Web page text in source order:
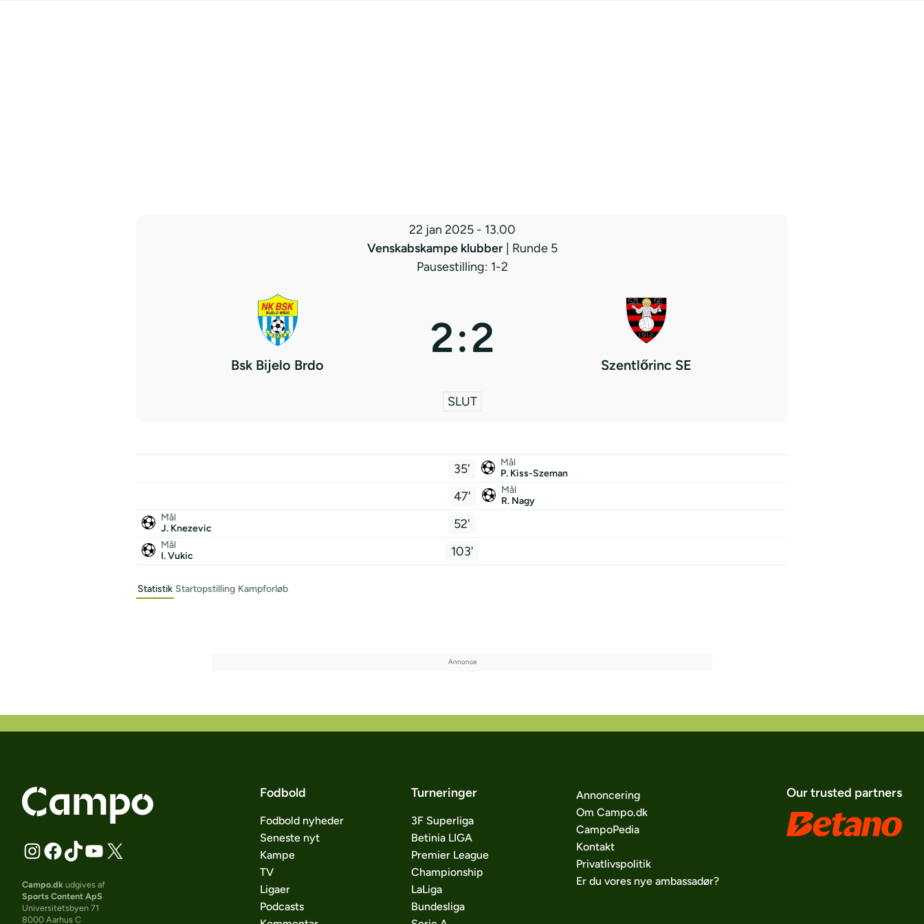
22 jan 2025 - 13.00
Venskabskampe klubber
| Runde 5
Pausestilling: 1-2
Bsk Bijelo Brdo
2:2
Szentlőrinc SE
SLUT
35'
Mål
P. Kiss-Szeman
47'
Mål
R. Nagy
Mål
J. Knezevic
52'
Mål
I. Vukic
103'
Statistik Startopstilling Kampforløb
Campo.dk udgives af
Sports Content ApS
Universitetsbyen 71
8000 Aarhus C
Fodbold
Fodbold nyheder
Seneste nyt
Kampe
TV
Ligaer
Podcasts
Turneringer
3F Superliga
Betinia LIGA
Premier League
Championship
LaLiga
Bundesliga
Annoncering
Om Campo.dk
CampoPedia
Kontakt
Privatlivspolitik
Er du vores nye ambassadør?
Our trusted partners